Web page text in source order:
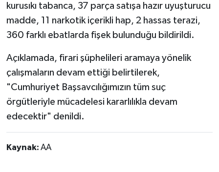
kurusıkı tabanca, 37 parça satışa hazır uyuşturucu
madde, 11 narkotik içerikli hap, 2 hassas terazi,
360 farklı ebatlarda fişek bulunduğu bildirildi.
Açıklamada, firari şüphelileri aramaya yönelik
çalışmaların devam ettiği belirtilerek,
"Cumhuriyet Başsavcılığımızın tüm suç
örgütleriyle mücadelesi kararlılıkla devam
edecektir" denildi.
Kaynak: AA